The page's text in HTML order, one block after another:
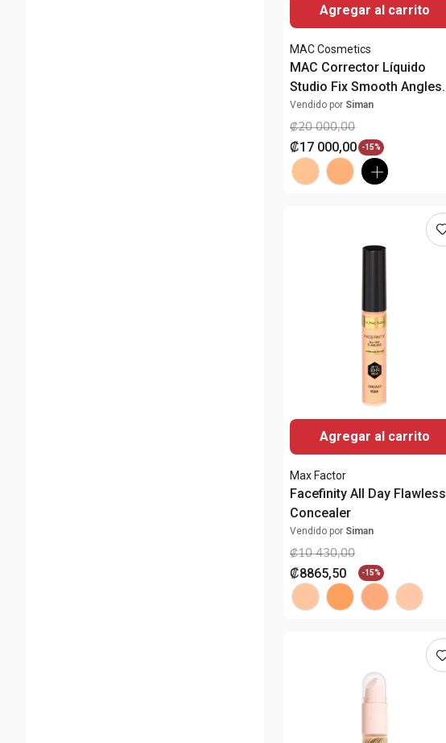
Agregar al carrito
MAC Cosmetics
MAC Corrector Líquido
Studio Fix Smooth Angles
36 Horas
Vendido por Siman
₡20 000,00
₡17 000,00 -15%
Agregar al carrito
Max Factor
Facefinity All Day Flawless
Concealer
Vendido por Siman
₡10 430,00
₡8865,50 -15%